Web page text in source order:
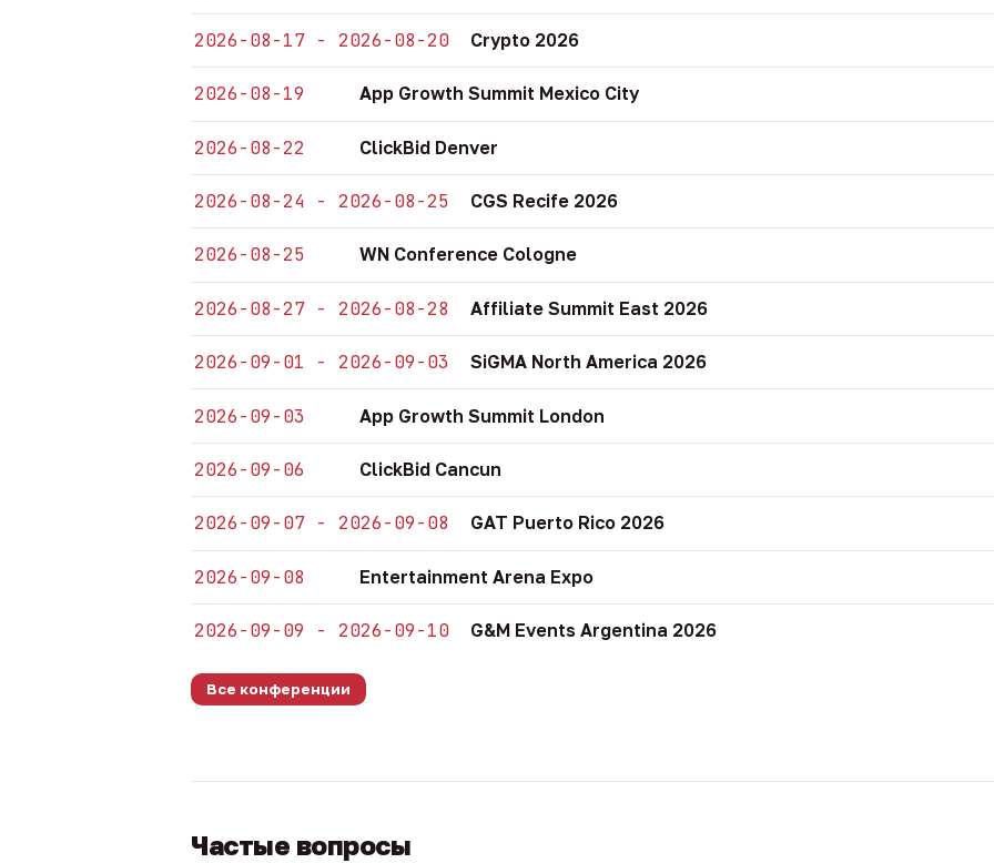
2026-08-17 - 2026-08-20 Crypto 2026
2026-08-19 App Growth Summit Mexico City
2026-08-22 ClickBid Denver
2026-08-24 - 2026-08-25 CGS Recife 2026
2026-08-25 WN Conference Cologne
2026-08-27 - 2026-08-28 Affiliate Summit East 2026
2026-09-01 - 2026-09-03 SiGMA North America 2026
2026-09-03 App Growth Summit London
2026-09-06 ClickBid Cancun
2026-09-07 - 2026-09-08 GAT Puerto Rico 2026
2026-09-08 Entertainment Arena Expo
2026-09-09 - 2026-09-10 G&M Events Argentina 2026
Все конференции
Частые вопросы